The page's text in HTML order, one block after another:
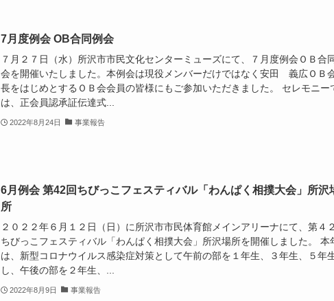
7月度例会 OB合同例会
７月２７日（水）所沢市市民文化センターミューズにて、７月度例会ＯＢ合
会を開催いたしました。本例会は現役メンバーだけではなく安田 義広ＯＢ
長をはじめとするＯＢ会会員の皆様にもご参加いただきました。 セレモニー
は、正会員認承証伝達式...
2022年8月24日 事業報告
6月例会 第42回ちびっこフェスティバル「わんぱく相撲大会」所沢
所
２０２２年６月１２日（日）に所沢市市民体育館メインアリーナにて、第４
ちびっこフェスティバル「わんぱく相撲大会」所沢場所を開催しました。 本
は、新型コロナウイルス感染症対策として午前の部を１年生、３年生、５年
し、午後の部を２年生、...
2022年8月9日 事業報告